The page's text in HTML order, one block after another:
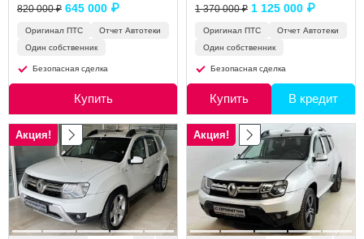
820 000 ₽ 645 000 ₽
Оригинал ПТС
Отчет Автотеки
Один собственник
Безопасная сделка
Купить
1 370 000 ₽ 1 125 000 ₽
Оригинал ПТС
Отчет Автотеки
Один собственник
Безопасная сделка
Купить В кредит
Акция! Акция!